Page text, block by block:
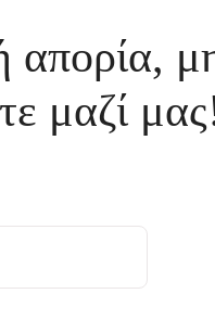
απορία,
μαζί